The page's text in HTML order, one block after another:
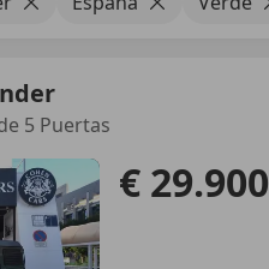
5 Puertas
€ 29.900